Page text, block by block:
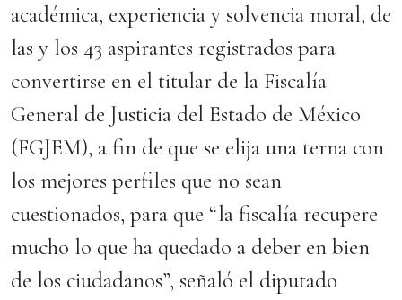
académica, experiencia y solvencia moral, de
las y los 43 aspirantes registrados para
convertirse en el titular de la Fiscalía
General de Justicia del Estado de México
(FGJEM), a fin de que se elija una terna con
los mejores perfiles que no sean
cuestionados, para que “la fiscalía recupere
mucho lo que ha quedado a deber en bien
de los ciudadanos”, señaló el diputado